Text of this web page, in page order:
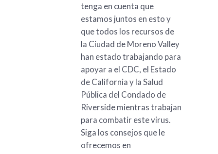
tenga en cuenta que
estamos juntos en esto y
que todos los recursos de
la Ciudad de Moreno Valley
han estado trabajando para
apoyar a el CDC, el Estado
de California y la Salud
Pública del Condado de
Riverside mientras trabajan
para combatir este virus.
Siga los consejos que le
ofrecemos en